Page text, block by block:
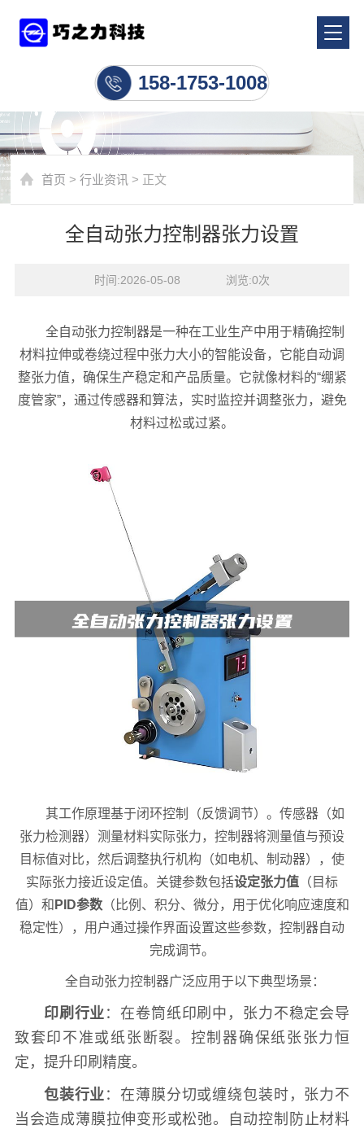
158-1753-1008
首页 >行业资讯 > 正文
全自动张力控制器张力设置
时间:2026-05-08    浏览:0次
全自动张力控制器是一种在工业生产中用于精确控制
材料拉伸或卷绕过程中张力大小的智能设备，它能自动调
整张力值，确保生产稳定和产品质量。它就像材料的“绷紧
度管家”，通过传感器和算法，实时监控并调整张力，避免
材料过松或过紧。
其工作原理基于闭环控制（反馈调节）。传感器（如
张力检测器）测量材料实际张力，控制器将测量值与预设
目标值对比，然后调整执行机构（如电机、制动器），使
实际张力接近设定值。关键参数包括设定张力值 （目标
值）和 PID参数（比例、积分、微分，用于优化响应速度和
稳定性），用户通过操作界面设置这些参数，控制器自动
完成调节。
全自动张力控制器广泛应用于以下典型场景：
印刷行业 ：在卷筒纸印刷中，张力不稳定会导
致套印不准或纸张断裂。控制器确保纸张张力恒
定，提升印刷精度。
包装行业 ：在薄膜分切或缠绕包装时，张力不
当会造成薄膜拉伸变形或松弛。自动控制防止材料